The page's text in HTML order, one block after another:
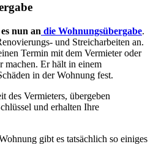
nun an die Wohnungsübergabe.
und Streicharbeiten an.
Termin mit dem Vermieter oder
machen. Er hält in einem
in der Wohnung fest.
des Vermieters, übergeben
und erhalten Ihre
gibt es tatsächlich so einiges